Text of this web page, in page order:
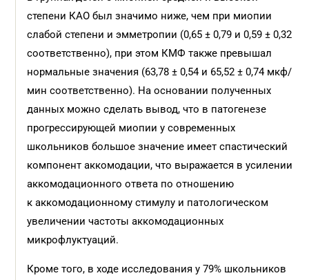
степени КАО был значимо ниже, чем при миопии
слабой степени и эмметропии (0,65 ± 0,79 и 0,59 ± 0,32
соответственно), при этом КМФ также превышал
нормальные значения (63,78 ± 0,54 и 65,52 ± 0,74 мкф/
мин соответственно). На основании полученных
данных можно сделать вывод, что в патогенезе
прогрессирующей миопии у современных
школьников большое значение имеет спастический
компонент аккомодации, что выражается в усилении
аккомодационного ответа по отношению
к аккомодационному стимулу и патологическом
увеличении частоты аккомодационных
микрофлуктуаций.
Кроме того, в ходе исследования у 79% школьников